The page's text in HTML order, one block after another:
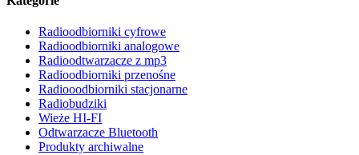
Radioodbiorniki cyfrowe
Radioodbiorniki analogowe
Radioodtwarzacze z mp3
Radioodbiorniki przenośne
Radiooodbiorniki stacjonarne
Radiobudziki
Wieże HI-FI
Odtwarzacze Bluetooth
Produkty archiwalne